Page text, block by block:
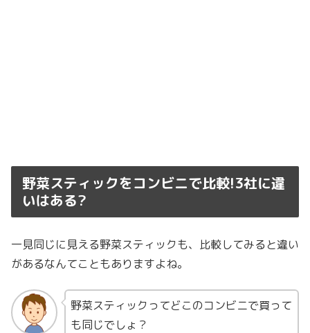
野菜スティックをコンビニで比較!3社に違
いはある?
一見同じに見える野菜スティックも、比較してみると違い
があるなんてこともありますよね。
野菜スティックってどこのコンビニで買って
も同じでしょ？